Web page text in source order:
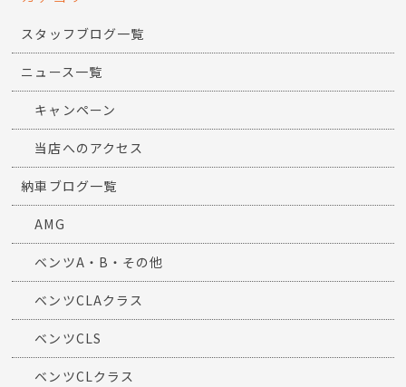
スタッフブログ一覧
ニュース一覧
キャンペーン
当店へのアクセス
納車ブログ一覧
AMG
ベンツA・B・その他
ベンツCLAクラス
ベンツCLS
ベンツCLクラス